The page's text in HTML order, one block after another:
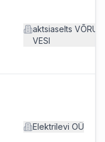
aktsiaselts VÕRU
VESI
Elektrilevi OÜ